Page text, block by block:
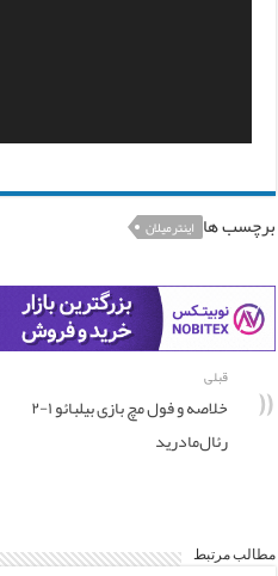
برچسب ها اینترمیلان
قبلی
خلاصه و فول مچ بازی بیلبائو ۱-۲
رئال‌مادرید
مطالب مرتبط